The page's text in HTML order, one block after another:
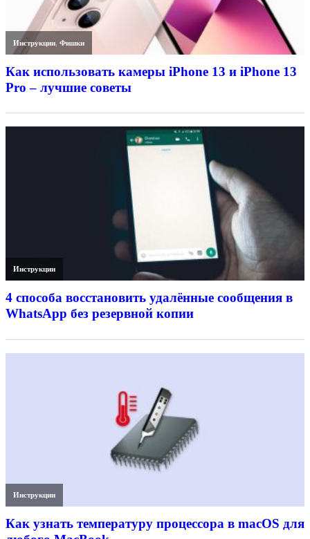
Инструкции,Фишки
Как использовать камеры iPhone 13 и iPhone 13
Pro – лучшие советы
Инструкции
4 способа восстановить удалённые сообщения в
WhatsApp без резервной копии
Инструкции
Как узнать температуру процессора в macOS для